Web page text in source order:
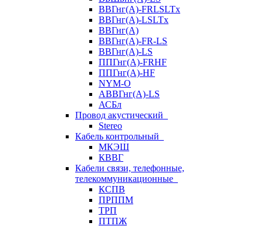
ВВГнг(A)-FRLSLTx
ВВГнг(A)-LSLTx
ВВГнг(А)
ВВГнг(А)-FR-LS
ВВГнг(А)-LS
ППГнг(А)-FRHF
ППГнг(А)-HF
NYM-O
АВВГнг(А)-LS
АСБл
Провод акустический
Stereo
Кабель контрольный
МКЭШ
КВВГ
Кабели связи, телефонные,
телекоммуникационные
КСПВ
ПРППМ
ТРП
ПТПЖ